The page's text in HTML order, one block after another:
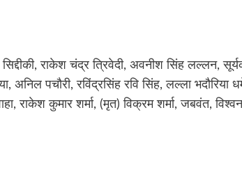
राकेश चंद्र त्रिवेदी, अवनीश सिंह लल्लन,
अनिल पचौरी, रविंद्रसिंह रवि सिंह, लल्ला भदौरिया
राकेश कुमार शर्मा, (मृत) विक्रम शर्मा, जबवंत,